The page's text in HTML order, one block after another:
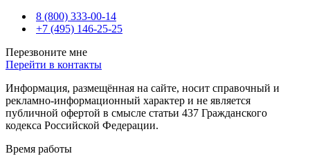
8 (800) 333-00-14
+7 (495) 146-25-25
Перезвоните мне
Перейти в контакты
Информация, размещённая на сайте, носит справочный и
рекламно-информационный характер и не является
публичной офертой в смысле статьи 437 Гражданского
кодекса Российской Федерации.
Время работы